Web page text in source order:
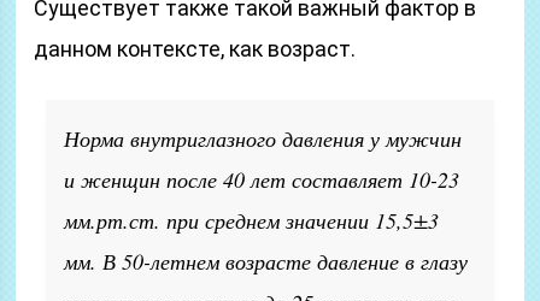
Существует также такой важный фактор в
данном контексте, как возраст.
Норма внутриглазного давления у мужчин
и женщин после 40 лет составляет 10-23
мм.рт.ст. при среднем значении 15,5±3
мм. В 50-летнем возрасте давление в глазу